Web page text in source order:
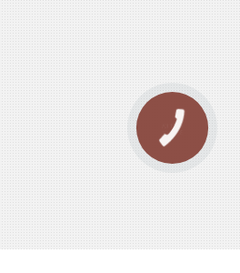
КНОПКА
ЗВ'ЯЗКУ